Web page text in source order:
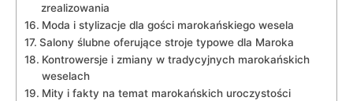
zrealizowania
Moda i ⁤stylizacje dla gości marokańskiego wesela
Salony ⁣ślubne oferujące stroje⁤ typowe dla Maroka
Kontrowersje i zmiany w tradycyjnych marokańskich
weselach
Mity i ‌fakty⁤ na temat ‌marokańskich uroczystości